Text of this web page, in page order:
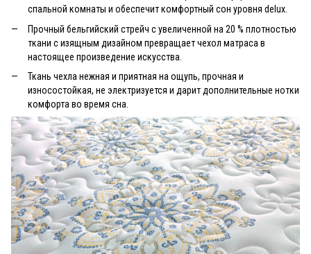
спальной комнаты и обеспечит комфортный сон уровня delux.
Прочный бельгийский стрейч с увеличенной на 20 % плотностью
ткани с изящным дизайном превращает чехол матраса в
настоящее произведение искусства.
Ткань чехла нежная и приятная на ощупь, прочная и
износостойкая, не электризуется и дарит дополнительные нотки
комфорта во время сна.